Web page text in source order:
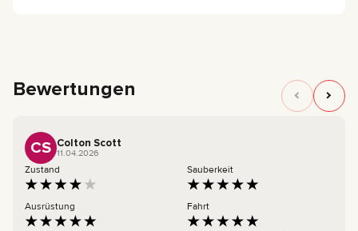
Bewertungen
CS Colton Scott
11.04.2026
Zustand Sauberkeit
Ausrüstung Fahrt